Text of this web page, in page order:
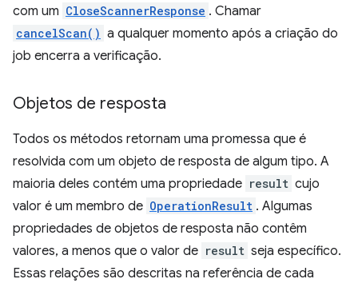
com um CloseScannerResponse . Chamar
cancelScan() a qualquer momento após a criação do
job encerra a verificação.
Objetos de resposta
Todos os métodos retornam uma promessa que é
resolvida com um objeto de resposta de algum tipo. A
maioria deles contém uma propriedade result cujo
valor é um membro de OperationResult . Algumas
propriedades de objetos de resposta não contêm
valores, a menos que o valor de result seja específico.
Essas relações são descritas na referência de cada